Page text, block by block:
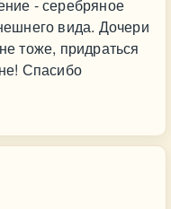
- серебряное
вида. Дочери
тоже, придраться
Спасибо